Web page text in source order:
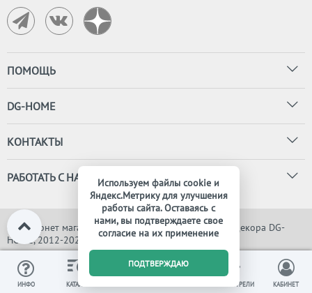
ПОМОЩЬ
DG-HOME
КОНТАКТЫ
РАБОТАТЬ С НАМИ
© Интернет магазин дизайнерской мебели, света и декора DG-
HOME, 2012-2026. Все права защищены
ИНФО КАТАЛОГ
0
ВЫ СМОТРЕЛИ КАБИНЕТ
Используем файлы cookie и
Яндекс.Метрику для улучшения
работы сайта. Оставаясь с
нами, вы подтверждаете свое
согласие на их применение
ПОДТВЕРЖДАЮ